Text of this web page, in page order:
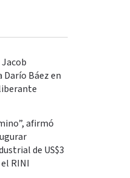
Báez en
afirmó
de US$3
RINI